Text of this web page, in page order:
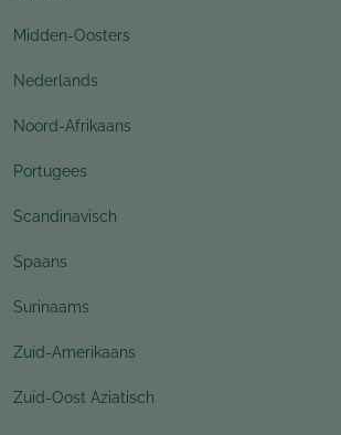
Midden-Oosters
Nederlands
Noord-Afrikaans
Portugees
Scandinavisch
Spaans
Surinaams
Zuid-Amerikaans
Zuid-Oost Aziatisch